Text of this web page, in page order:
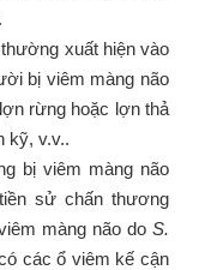
xuất hiện vào
bị viêm màng não
rừng hoặc lợn thả
kỹ, v.v..
bị viêm màng não
sử chấn thương
màng não do S.
các ổ viêm kế cận